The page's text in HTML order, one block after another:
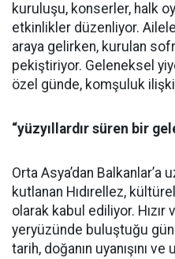
kuruluşu, konserler, halk
etkinlikler düzenliyor.
araya gelirken, kurulan
pekiştiriyor. Geleneksel
özel günde, komşuluk
“yüzyıllardır süren bir
Orta Asya’dan
kutlanan Hıdırellez,
olarak kabul ediliyor.
yeryüzünde buluştuğu
tarih, doğanın uyanışını